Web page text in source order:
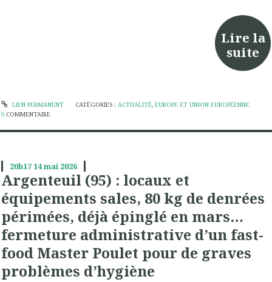
Lire la
suite
LIEN PERMANENT CATÉGORIES : ACTUALITÉ, EUROPE ET UNION EUROPÉENNE
0 COMMENTAIRE
20h1714mai 2026
Argenteuil (95) : locaux et
équipements sales, 80 kg de denrées
périmées, déjà épinglé en mars…
fermeture administrative d’un fast-
food Master Poulet pour de graves
problèmes d’hygiène